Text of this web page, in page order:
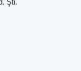
Şti.